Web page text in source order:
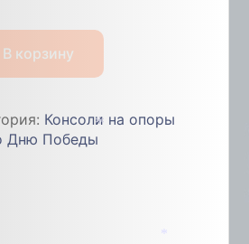
В корзину
Консоли на опоры
Дню Победы*